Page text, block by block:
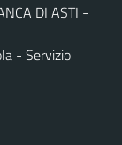
DI ASTI -
- Servizio